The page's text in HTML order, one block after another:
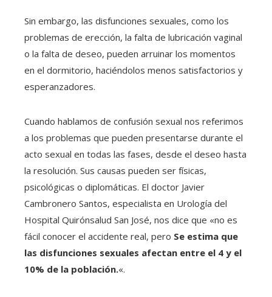
Sin embargo, las disfunciones sexuales, como los
problemas de erección, la falta de lubricación vaginal
o la falta de deseo, pueden arruinar los momentos
en el dormitorio, haciéndolos menos satisfactorios y
esperanzadores.
Cuando hablamos de confusión sexual nos referimos
a los problemas que pueden presentarse durante el
acto sexual en todas las fases, desde el deseo hasta
la resolución. Sus causas pueden ser físicas,
psicológicas o diplomáticas. El doctor Javier
Cambronero Santos, especialista en Urología del
Hospital Quirónsalud San José, nos dice que «no es
fácil conocer el accidente real, pero Se estima que
las disfunciones sexuales afectan entre el 4 y el
10% de la población.«.